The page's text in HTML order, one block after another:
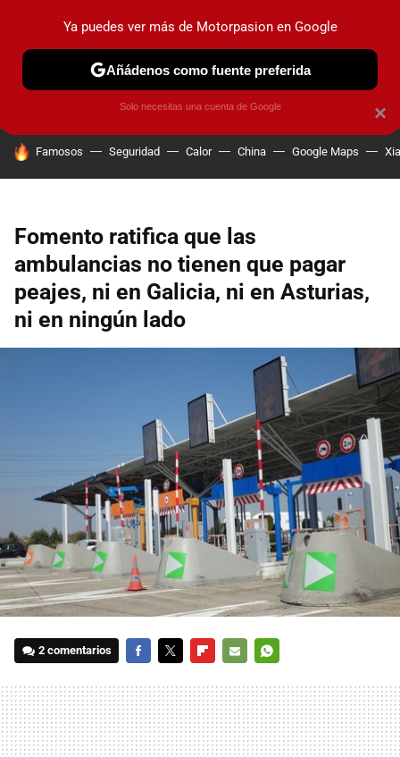
PRUEBAS COCHES ELÉCTRICOS OBSERVATORIO
HOY SE HABLA DE
Famosos Seguridad Calor China Google Maps
Fomento ratifica que las
ambulancias no tienen que pagar
peajes, ni en Galicia, ni en Asturias,
ni en ningún lado
2 comentarios
MAIL
×
Ya puedes ver más de Motorpasion en Google
Añádenos como fuente preferida
Solo necesitas una cuenta de Google